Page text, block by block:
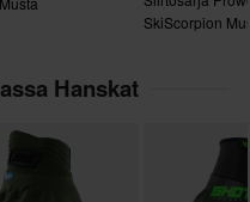
120 x 205 x 20 mm
110 x 200 x 20 mm
120 x 200 x 20 mm
XL
*Palautusoikeus ei
SkiScorpion
Hanskat